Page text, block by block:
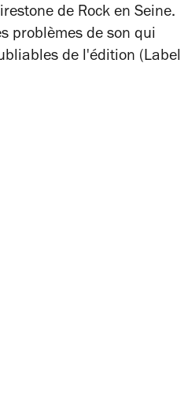
de Rock en Seine.
problèmes de son qui
de l'édition (Label